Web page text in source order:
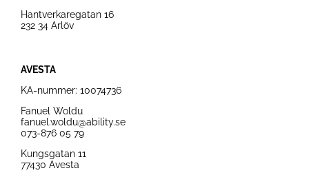
Hantverkaregatan 16
232 34 Arlöv
AVESTA
KA-nummer: 10074736
Fanuel Woldu
fanuel.woldu@ability.se
073-876 05 79
Kungsgatan 11
77430 Avesta